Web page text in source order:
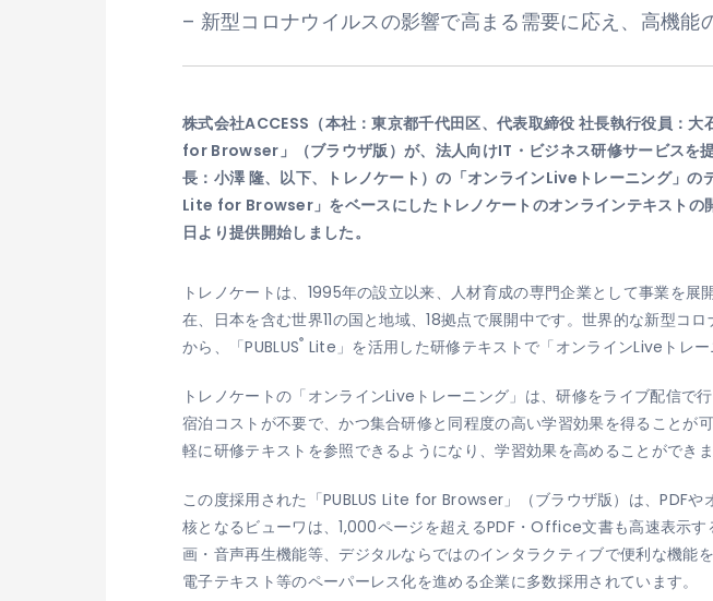
– 新型コロナウイルスの影響で高まる需要に応え、高機
株式会社ACCESS（本社：東京都千代田区、代表取締役 社長執行役員：
for Browser」（ブラウザ版）が、法人向けIT・ビジネス研修サービスを
長：小澤 隆、以下、トレノケート）の「オンラインLiveトレーニング」
Lite for Browser」をベースにしたトレノケートのオンラインテキスト
日より提供開始しました。
トレノケートは、1995年の設立以来、人材育成の専門企業として事業を
在、日本を含む世界11の国と地域、18拠点で展開中です。世界的な新型コ
から、「PUBLUS® Lite」を活用した研修テキストで「オンラインLiveトレ
トレノケートの「オンラインLiveトレーニング」は、研修をライブ配信
宿泊コストが不要で、かつ集合研修と同程度の高い学習効果を得ること
軽に研修テキストを参照できるようになり、学習効果を高めることができま
この度採用された「PUBLUS Lite for Browser」（ブラウザ版）は、PDF
核となるビューワは、1,000ページを超えるPDF・Office文書も高速表示
画・音声再生機能等、デジタルならではのインタラクティブで便利な機能
電子テキスト等のペーパーレス化を進める企業に多数採用されています。